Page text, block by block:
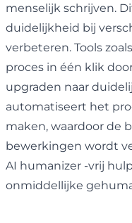
menselijk schrijven.
duidelijkheid bij
verbeteren. Tools
proces in één klik
upgraden naar
automatiseert het
maken, waardoor de
bewerkingen wordt
AI humanizer -vrij
onmiddellijke